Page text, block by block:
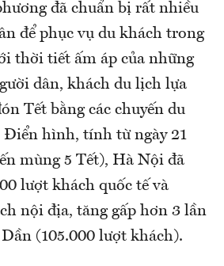
đã chuẩn bị rất nhiều
để phục vụ du khách trong
thời tiết ấm áp của những
dân, khách du lịch lựa
Tết bằng các chuyến du
Điển hình, tính từ ngày 21
mùng 5 Tết), Hà Nội đã
lượt khách quốc tế và
nội địa, tăng gấp hơn 3 lần
(105.000 lượt khách).